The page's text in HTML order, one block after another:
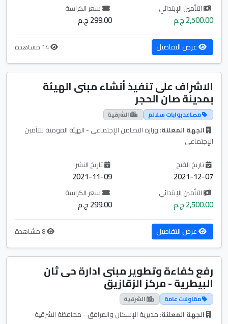
التأمين الإبتدائي
2,500.00 ج.م
سعر الكراسة
299.00 ج.م
عرض التفاصيل
الاشراف على تنفيذ أنشاء مبنى الهيئة
بمدينة صان الحجر
مصاعد بوابات سلالم الشرقية
الجهة المعلنة: وزارة التضامن الإجتماعى - الهيئة القومية للتأمين
الإجتماعى
تاريخ الفتح
2021-12-07
تاريخ النشر
2021-11-09
التأمين الإبتدائي
2,500.00 ج.م
سعر الكراسة
299.00 ج.م
عرض التفاصيل
رفع كفاءة وتطوير مبنى ادارة حى ثان
البيطرية - مركز الزقازيق
مقاولات عامة الشرقية
الجهة المعلنة: مديرية الإسكان والمرافق - محافظة الشرقية